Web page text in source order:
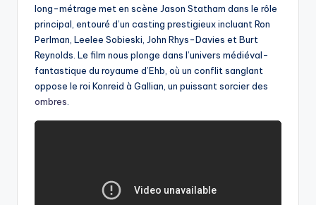
long-métrage met en scène Jason Statham dans le rôle
principal, entouré d’un casting prestigieux incluant Ron
Perlman, Leelee Sobieski, John Rhys-Davies et Burt
Reynolds. Le film nous plonge dans l’univers médiéval-
fantastique du royaume d’Ehb, où un conflit sanglant
oppose le roi Konreid à Gallian, un puissant sorcier des
ombres.